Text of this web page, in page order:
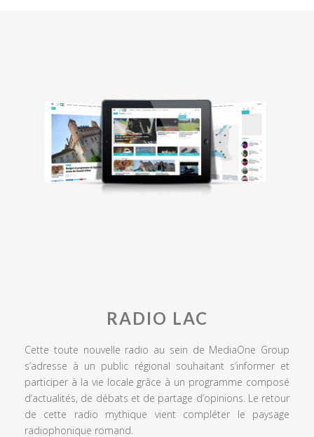
RADIO LAC
Cette toute nouvelle radio au sein de MediaOne Group
s’adresse à un public régional souhaitant s’informer et
participer à la vie locale grâce à un programme composé
d’actualités, de débats et de partage d’opinions. Le retour
de cette radio mythique vient compléter le paysage
radiophonique romand.